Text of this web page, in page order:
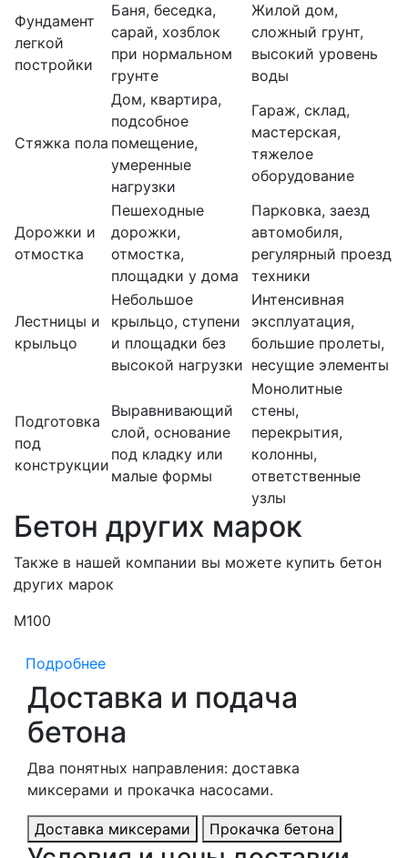
Фундамент
легкой
постройки
Баня, беседка,
сарай, хозблок
при нормальном
грунте
Жилой дом,
сложный грунт,
высокий уровень
воды
Стяжка пола
Дом, квартира,
подсобное
помещение,
умеренные
нагрузки
Гараж, склад,
мастерская,
тяжелое
оборудование
Дорожки и
отмостка
Пешеходные
дорожки,
отмостка,
площадки у дома
Парковка, заезд
автомобиля,
регулярный проезд
техники
Лестницы и
крыльцо
Небольшое
крыльцо, ступени
и площадки без
высокой нагрузки
Интенсивная
эксплуатация,
большие пролеты,
несущие элементы
Подготовка
под
конструкции
Выравнивающий
слой, основание
под кладку или
малые формы
Монолитные
стены,
перекрытия,
колонны,
ответственные
узлы
Бетон других марок
Также в нашей компании вы можете купить бетон
других марок
М100
Подробнее
Доставка и подача
бетона
Два понятных направления: доставка
миксерами и прокачка насосами.
Доставка миксерами Прокачка бетона